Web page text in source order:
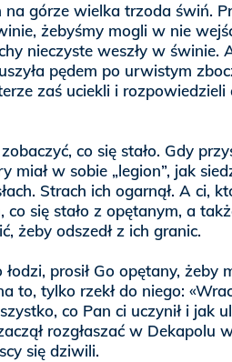
na górze wielka trzoda świń.
żebyśmy mogli w nie
nieczyste weszły w świnie.
pędem po urwistym
zaś uciekli i
co się stało. Gdy
miał w sobie „legion”, jak
Strach ich ogarnął. A ci,
co się stało z opętanym, a
żeby odszedł z ich granic.
łodzi, prosił Go opętany, żeby
to, tylko rzekł do niego:
co Pan ci uczynił i jak
rozgłaszać w Dekapolu
się dziwili.